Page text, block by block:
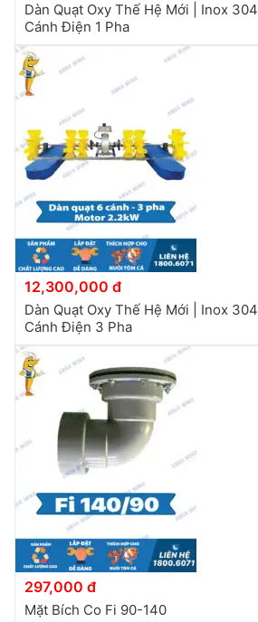
Dàn Quạt Oxy Thế Hệ Mới | Inox
Cánh Điện 1 Pha
12,300,000 đ
Dàn Quạt Oxy Thế Hệ Mới | Inox
Cánh Điện 3 Pha
297,000 đ
Mặt Bích Co Fi 90-140